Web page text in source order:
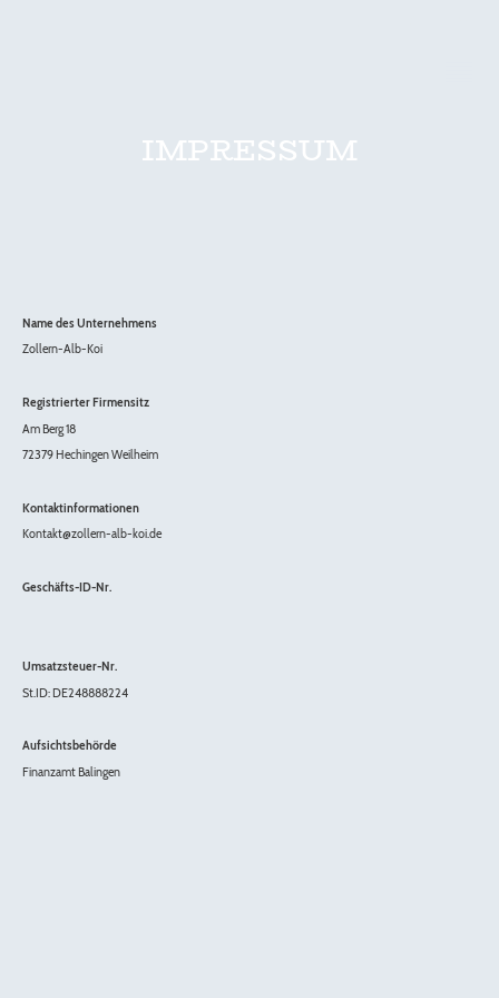
IMPRESSUM
Name des Unternehmens
Zollern-Alb-Koi
Registrierter Firmensitz
Am Berg 18
72379 Hechingen Weilheim
Kontaktinformationen
Kontakt@zollern-alb-koi.de
Geschäfts-ID-Nr.
Umsatzsteuer-Nr.
St.ID: DE248888224
Aufsichtsbehörde
Finanzamt Balingen